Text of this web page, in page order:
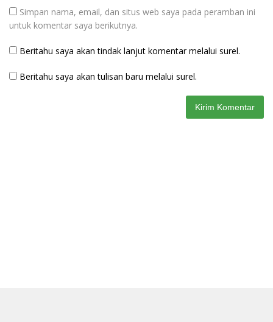
Simpan nama, email, dan situs web saya pada peramban ini
untuk komentar saya berikutnya.
Beritahu saya akan tindak lanjut komentar melalui surel.
Beritahu saya akan tulisan baru melalui surel.